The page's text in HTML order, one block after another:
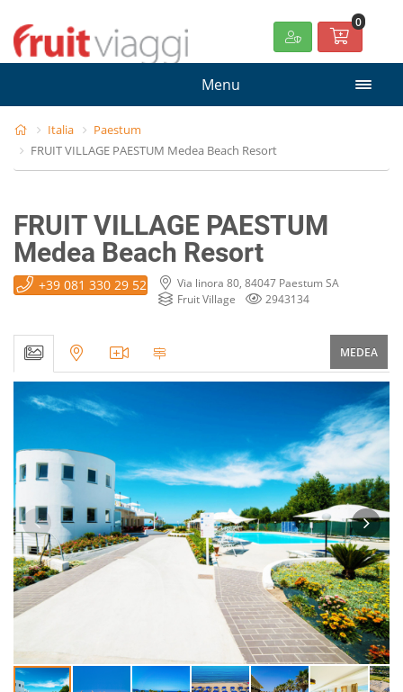
0
Menu
Italia
Paestum
FRUIT VILLAGE PAESTUM Medea Beach Resort
FRUIT VILLAGE PAESTUM
Medea Beach Resort
+39 081 330 29 52
Via linora 80, 84047 Paestum SA
Fruit Village
2943134
MEDEA